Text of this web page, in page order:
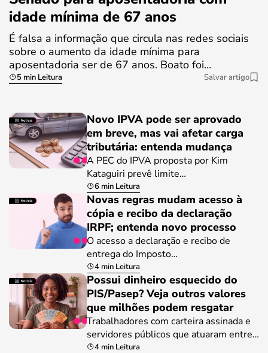
idade mínima de 67 anos
É falsa a informação que circula nas redes sociais
sobre o aumento da idade mínima para
aposentadoria ser de 67 anos. Boato foi…
5 min Leitura Salvar artigo
Novo IPVA pode ser aprovado
em breve, mas vai afetar carga
tributária: entenda mudança
A PEC do IPVA proposta por Kim
Kataguiri prevê limite…
6 min Leitura
Novas regras mudam acesso à
cópia e recibo da declaração
IRPF; entenda novo processo
O acesso a declaração e recibo de
entrega do Imposto…
4 min Leitura
Possui dinheiro esquecido do
PIS/Pasep? Veja outros valores
que milhões podem resgatar
Trabalhadores com carteira assinada e
servidores públicos que atuaram entre…
4 min Leitura